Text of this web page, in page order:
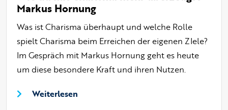
Markus Hornung
Was ist Charisma überhaupt und welche Rolle
spielt Charisma beim Erreichen der eigenen ZIele?
Im Gespräch mit Markus Hornung geht es heute
um diese besondere Kraft und ihren Nutzen.
Weiterlesen